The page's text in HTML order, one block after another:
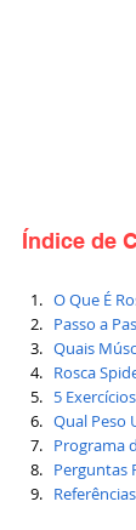
Índice de
O Que É
Passo a
Quais
Rosca
5
Qual Peso
Programa
Perguntas